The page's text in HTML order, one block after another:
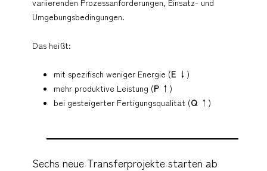
variierenden Prozessanforderungen, Einsatz- und
Umgebungsbedingungen.
Das heißt:
mit spezifisch weniger Energie (E ↓)
mehr produktive Leistung (P↑)
bei gesteigerter Fertigungsqualität (Q↑)
Sechs neue Transferprojekte starten ab